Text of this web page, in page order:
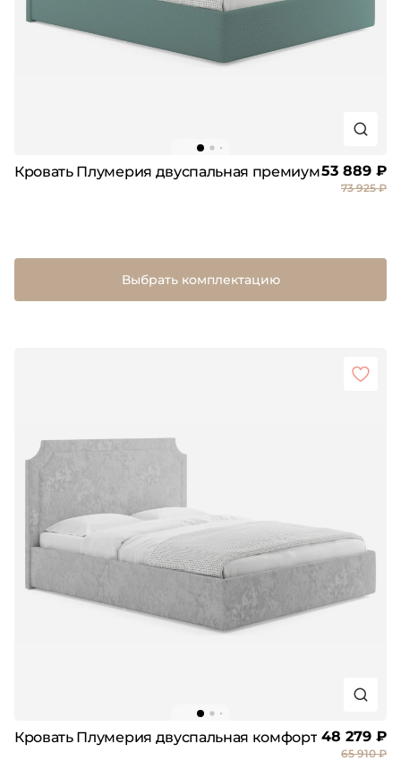
Кровать Плумерия двуспальная премиум53 889 ₽
73 925 ₽
Выбрать комплектацию
Кровать Плумерия двуспальная комфорт 48 279 ₽
65 910 ₽